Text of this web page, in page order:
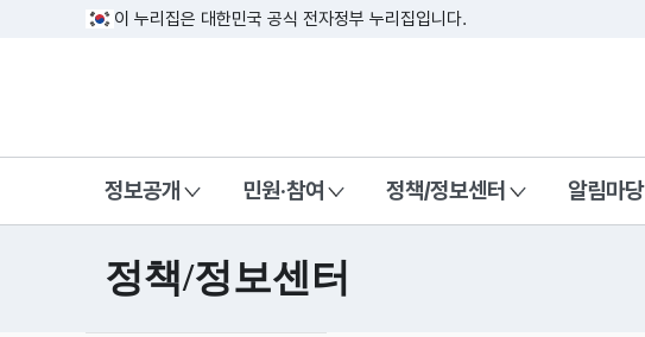
이 누리집은 대한민국 공식 전자정부 누리집입니다.
정보공개 민원·참여 정책/정보센터 알림마당
정책/정보센터